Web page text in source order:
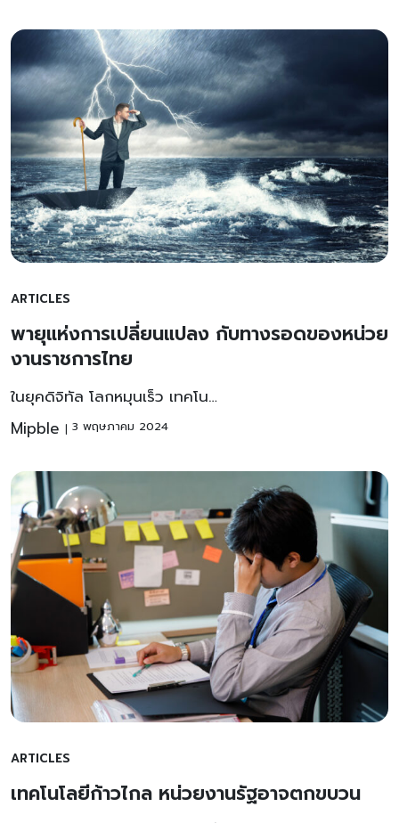
ARTICLES
พายุแห่งการเปลี่ยนแปลง กับทางรอดของหน่วย
งานราชการไทย
ในยุคดิจิทัล โลกหมุนเร็ว เทคโน…
Mipble
3 พฤษภาคม 2024
ARTICLES
เทคโนโลยีก้าวไกล หน่วยงานรัฐอาจตกขบวน